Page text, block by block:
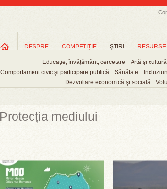
DESPRE COMPETIȚIE ŞTIRI
Educație, învățământ, cercetare Artă şi cultură
Comportament civic şi participare publică
Sănătate
Dezvoltare economică şi socială
RESURSE
Protecția mediului